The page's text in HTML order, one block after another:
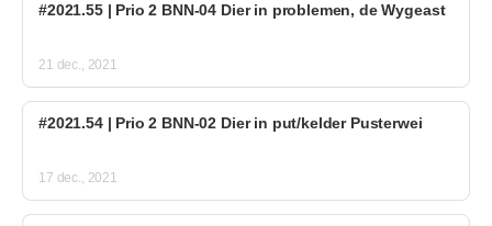
#2021.55 | Prio 2 BNN-04 Dier in problemen, de Wygeast
21 dec., 2021
#2021.54 | Prio 2 BNN-02 Dier in put/kelder Pusterwei
17 dec., 2021